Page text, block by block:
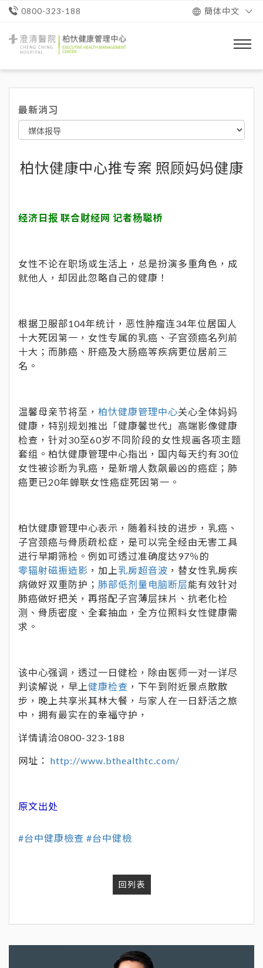
0800-323-188 簡体中文
清
院
最新消习
柏忕健康中心推专案 照顾妈妈健康
经济日报 联合财经网 记者杨聪桥
女性不论在职场或生活上，总是扮演多重角色，成
就他人，却因此忽略自己的健康！
根据卫服部104年统计，恶性肿瘤连34年位居国人
十大死因第一，女性专属的乳癌、子宫颈癌名列前
十大；而肺癌、肝癌及大肠癌等疾病更位居前三
名。
温馨母亲节将至， 柏忕健康管理中心关心全体妈妈
健康，特别规划推出「健康馨世代」高端影像健康
检查，针对30至60岁不同阶段的女性规画各项主题
套组。柏忕健康管理中心指出，国内每天约有30位
女性被诊断为乳癌，是新增人数飙最凶的癌症；肺
癌更已20年蝉联女性癌症死因第一。
柏忕健康管理中心表示，随着科技的进步，乳癌、
子宫颈癌与骨质疏松症，是可以完全经由无害工具
进行早期筛检。例如可透过准确度达97％的
零辐射磁振造影 ，加上 乳房超音波 ，替女性乳房疾
病做好双重防护； 肺部低剂量电脑断层能有效针对
肺癌做好把关，再搭配子宫薄层抹片、抗老化检
测、骨质密度、全套抽血，全方位照料女性健康需
求。
该中心强调，透过一日健检，除由医师一对一详尽
判读解说，早上健康检查 ，下午到附近景点散散
步，晚上共享米其林大餐，与家人在一日舒活之旅
中，拥有最实在的幸福守护，
详情请洽0800-323-188
网址： http://www.bthealthtc.com/
原文出处
#台中健康檢查 #台中健檢
回列表